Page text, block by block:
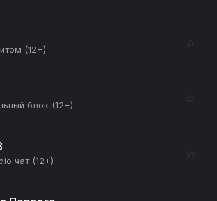
(12+)
☆
блок (12+)
☆
чат (12+)
☆